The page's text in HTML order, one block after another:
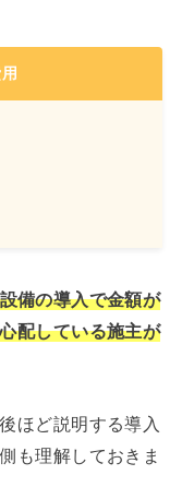
備の導入で金額が
配している施主が
ほど説明する導入
も理解しておきま